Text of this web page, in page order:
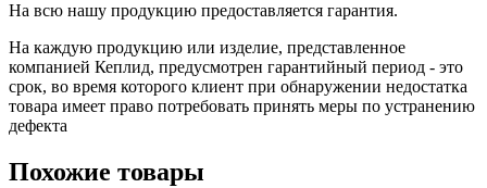
На всю нашу продукцию предоставляется гарантия.
На каждую продукцию или изделие, представленное
компанией Кеплид, предусмотрен гарантийный период - это
срок, во время которого клиент при обнаружении недостатка
товара имеет право потребовать принять меры по устранению
дефекта
Похожие товары